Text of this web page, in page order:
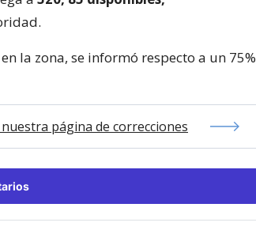
la zona, se informó respecto a un 75%
nuestra página de correcciones